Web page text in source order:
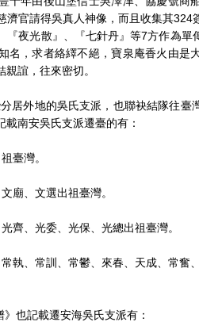
濟官請得吳真人神像，而且收集其324
『夜光散』、『七針丹』等7方作為單
名，求者絡繹不絕，寶泉庵香火由是
誼，往來密切。
外地的吳氏支派，也聯袂結隊往臺
南安吳氏支派遷臺的有：
臺灣。
、文選出祖臺灣。
、光委、光保、光總出祖臺灣。
、常訓、常鬱、來春、天成、常
記載遷安海吳氏支派有：